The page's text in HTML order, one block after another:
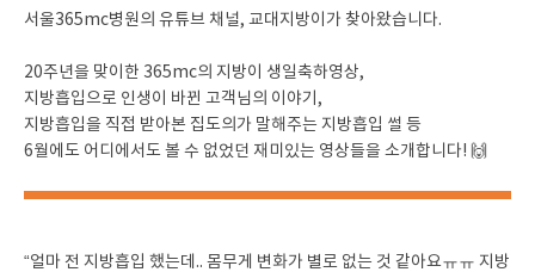
서울365mc병원의 유튜브 채널, 교대지방이가 찾아왔습니다.
20주년을 맞이한 365mc의 지방이 생일축하영상,
지방흡입으로 인생이 바뀐 고객님의 이야기,
지방흡입을 직접 받아본 집도의가 말해주는 지방흡입 썰 등
6월에도 어디에서도 볼 수 없었던 재미있는 영상들을 소개합니다! 🙌
“얼마 전 지방흡입 했는데.. 몸무게 변화가 별로 없는 것 같아요ㅠㅠ 지방